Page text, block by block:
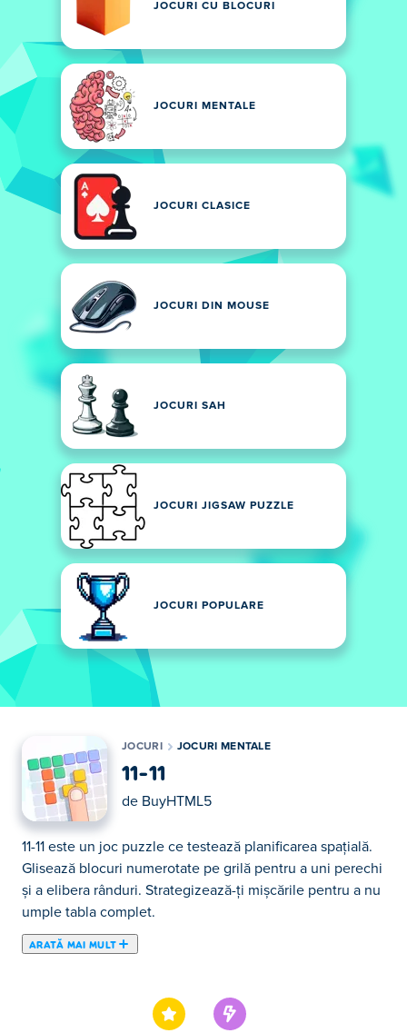
JOCURI CU BLOCURI
JOCURI MENTALE
JOCURI CLASICE
JOCURI DIN MOUSE
JOCURI SAH
JOCURI JIGSAW PUZZLE
JOCURI POPULARE
JOCURI JOCURI MENTALE
11-11
de BuyHTML5
11-11 este un joc puzzle ce testează planificarea spațială.
Glisează blocuri numerotate pe grilă pentru a uni perechi
și a elibera rânduri. Strategizează-ți mișcările pentru a nu
umple tabla complet.
ARATĂ MAI MULT